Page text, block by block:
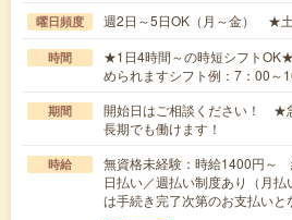
曜日頻度 週2日～5日OK（月～金） ★
時間
★1日4時間～の時短シフト
められますシフト例：7：00
期間
開始日はご相談ください！ ★
長期でも働けます！
時給
無資格未経験：時給1400円
日払い／週払い制度あり（月
は手続き完了次第のお支払いと